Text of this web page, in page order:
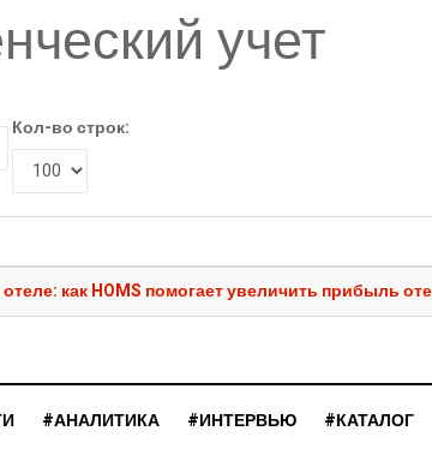
учет
Кол-во строк:
как HOMS помогает увеличить прибыль
#АНАЛИТИКА #ИНТЕРВЬЮ #КАТАЛОГ